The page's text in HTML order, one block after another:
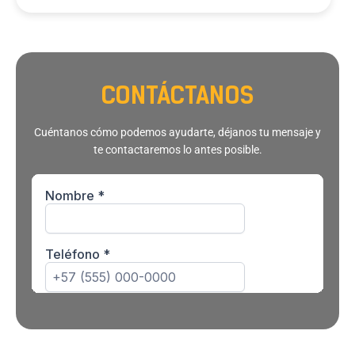
CONTÁCTANOS
Cuéntanos cómo podemos ayudarte, déjanos tu mensaje y
te contactaremos lo antes posible.